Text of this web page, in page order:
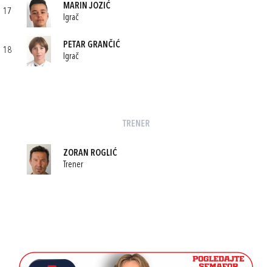
17
MARIN JOZIĆ
Igrač
18
PETAR GRANČIĆ
Igrač
TRENER
ZORAN ROGLIĆ
Trener